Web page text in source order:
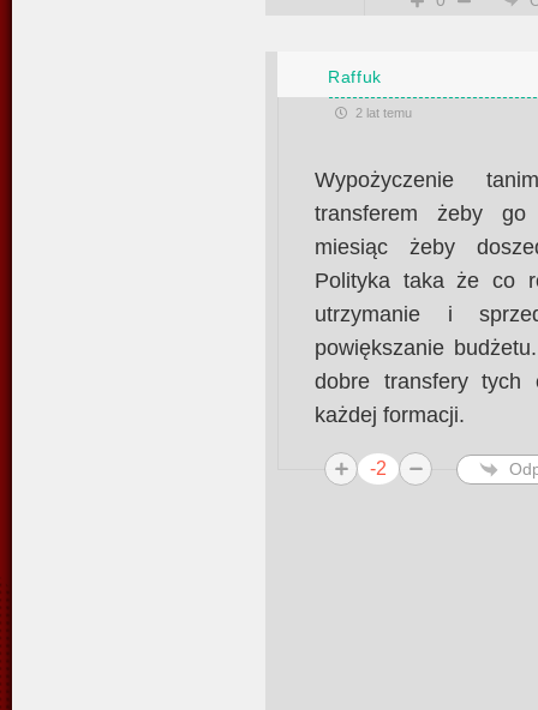
Raffuk
2 lat temu
Wypożyczenie
transferem żeby
miesiąc żeby
Polityka taka że co
utrzymanie i
powiększanie
dobre transfery tych
każdej formacji.
-2